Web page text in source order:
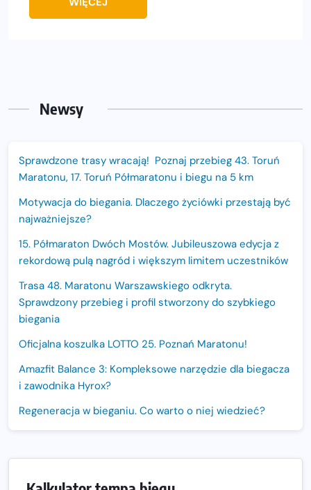
Newsy
Sprawdzone trasy wracają! Poznaj przebieg 43. Toruń
Maratonu, 17. Toruń Półmaratonu i biegu na 5 km
Motywacja do biegania. Dlaczego życiówki przestają być
najważniejsze?
15. Półmaraton Dwóch Mostów. Jubileuszowa edycja z
rekordową pulą nagród i większym limitem uczestników
Trasa 48. Maratonu Warszawskiego odkryta.
Sprawdzony przebieg i profil stworzony do szybkiego
biegania
Oficjalna koszulka LOTTO 25. Poznań Maratonu!
Amazfit Balance 3: Kompleksowe narzędzie dla biegacza
i zawodnika Hyrox?
Regeneracja w bieganiu. Co warto o niej wiedzieć?